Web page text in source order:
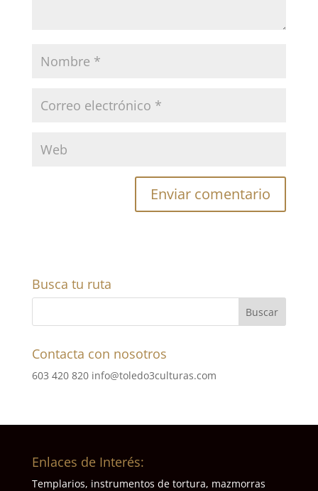
Busca tu ruta
Contacta con nosotros
603 420 820 info@toledo3culturas.com
Enlaces de Interés:
Templarios, instrumentos de tortura, mazmorras